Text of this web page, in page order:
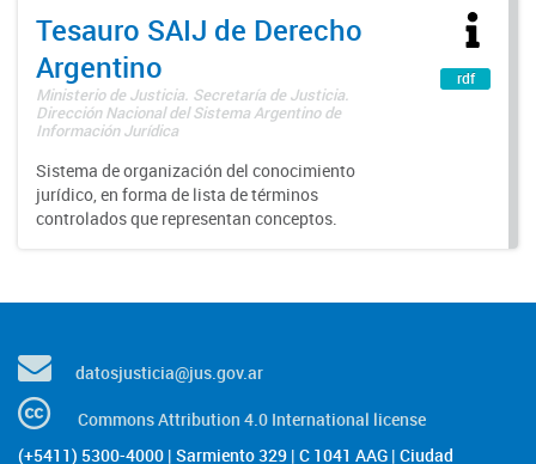
Tesauro SAIJ de Derecho
Argentino
Ministerio de Justicia. Secretaría de Justicia.
Dirección Nacional del Sistema Argentino de
Información Jurídica
Sistema de organización del conocimiento
jurídico, en forma de lista de términos
controlados que representan conceptos.
rdf
datosjusticia@jus.gov.ar
Commons Attribution 4.0 International license
(+5411) 5300-4000 | Sarmiento 329 | C 1041 AAG | Ciudad